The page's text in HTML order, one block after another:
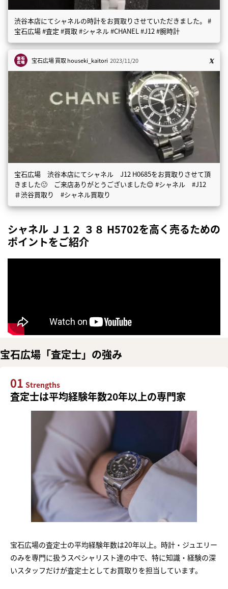
渋谷本店にてシャネルの時計をお買取りさせていただきました。 #
宝石広場 #査定 #買取 #シャネル #CHANEL #J12 #腕時計
宝石広場 買取houseki_kaitori 2023/11/20
宝石広場 渋谷本店にてシャネル J12 H0685をお買取りさせて頂
きました🙂 ご来店ありがとうございました😊 #シャネル #J12
＃渋谷買取り #シャネル買取り
シャネル Ｊ１２ ３８ H5702を高く売るための
ポイントをご紹介
宝石広場「査定士」の強み
01 Strengths
査定士は平均経験年数20年以上の専門家
宝石広場の査定士の平均経験年数は20年以上。時計・ジュエリー
のみを専門に扱うスペシャリスト達の中で、特に知識・経験の深
いスタッフだけが査定士としてお買取りを担当しています。